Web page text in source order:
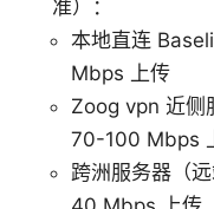
准）：
本地直连
Mbps 上传
Zoog vpn 近
70-100 Mbps
跨洲服务器（